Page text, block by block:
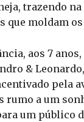
trazendo
moldam
aos 7
&
pela
a um
um público